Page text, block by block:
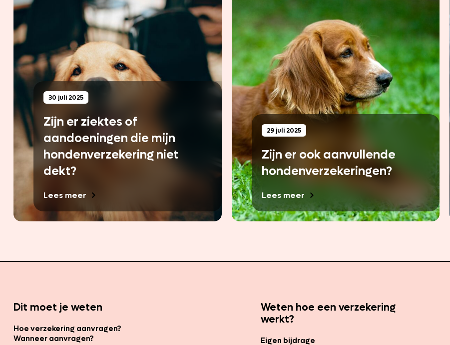
30 juli 2025
Zijn er ziektes of
aandoeningen die mijn
hondenverzekering niet
dekt?
Lees meer
29 juli 2025
Zijn er ook aanvullende
hondenverzekeringen?
Lees meer
Dit moet je weten
Hoe verzekering aanvragen?
Wanneer aanvragen?
Weten hoe een verzekering
werkt?
Eigen bijdrage